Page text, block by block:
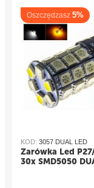
Oszczędzasz 5%
KOD: 3057 DUAL LED
Żarówka Led
30x SMD5050